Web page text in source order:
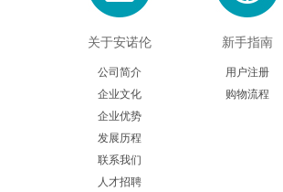
关于安诺伦
公司简介
企业文化
企业优势
发展历程
联系我们
人才招聘
新手指南
用户注册
购物流程